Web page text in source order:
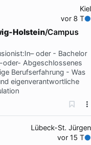
Kiel
vor 8 T
Holstein/Campus
oder - Bachelor
oder- Abgeschlossenes
Berufserfahrung - Was
eigenverantwortliche
Lübeck-St. Jürgen
vor 15 T